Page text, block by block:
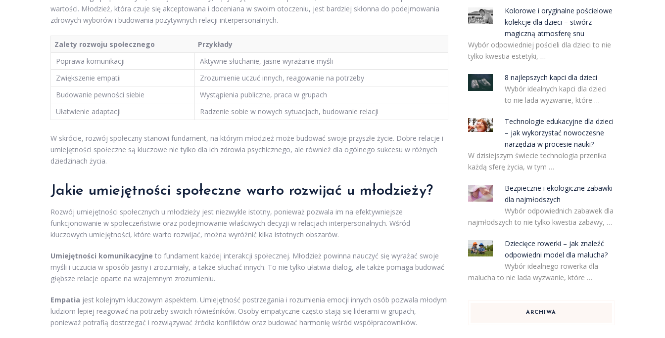
wartości. Młodzież, która czuje się akceptowana i doceniana w swoim otoczeniu, jest bardziej skłonna do podejmowania
zdrowych wyborów i budowania pozytywnych relacji interpersonalnych.
Zalety rozwoju społecznego
Przykłady
Poprawa komunikacji
Aktywne słuchanie, jasne wyrażanie myśli
Zwiększenie empatii
Zrozumienie uczuć innych, reagowanie na potrzeby
Budowanie pewności siebie
Wystąpienia publiczne, praca w grupach
Ułatwienie adaptacji
Radzenie sobie w nowych sytuacjach, budowanie relacji
W skrócie, rozwój społeczny stanowi fundament, na którym młodzież może budować swoje przyszłe życie. Dobre relacje i
umiejętności społeczne są kluczowe nie tylko dla ich zdrowia psychicznego, ale również dla ogólnego sukcesu w różnych
dziedzinach życia.
Jakie umiejętności społeczne warto rozwijać u młodzieży?
Rozwój umiejętności społecznych u młodzieży jest niezwykle istotny, ponieważ pozwala im na efektywniejsze
funkcjonowanie w społeczeństwie oraz podejmowanie właściwych decyzji w relacjach interpersonalnych. Wśród
kluczowych umiejętności, które warto rozwijać, można wyróżnić kilka istotnych obszarów.
Umiejętności komunikacyjne to fundament każdej interakcji społecznej. Młodzież powinna nauczyć się wyrażać swoje
myśli i uczucia w sposób jasny i zrozumiały, a także słuchać innych. To nie tylko ułatwia dialog, ale także pomaga budować
głębsze relacje oparte na wzajemnym zrozumieniu.
Empatia jest kolejnym kluczowym aspektem. Umiejętność postrzegania i rozumienia emocji innych osób pozwala młodym
ludziom lepiej reagować na potrzeby swoich rówieśników. Osoby empatyczne często stają się liderami w grupach,
ponieważ potrafią dostrzegać i rozwiązywać źródła konfliktów oraz budować harmonię wśród współpracowników.
Kolorowe i oryginalne pościelowe
kolekcje dla dzieci – stwórz
magiczną atmosferę snu
Wybór odpowiedniej pościeli dla dzieci to nie
tylko kwestia estetyki, …
8 najlepszych kapci dla dzieci
Wybór idealnych kapci dla dzieci
to nie lada wyzwanie, które …
Technologie edukacyjne dla dzieci
– jak wykorzystać nowoczesne
narzędzia w procesie nauki?
W dzisiejszym świecie technologia przenika
każdą sferę życia, w tym …
Bezpieczne i ekologiczne zabawki
dla najmłodszych
Wybór odpowiednich zabawek dla
najmłodszych to nie tylko kwestia zabawy, …
Dziecięce rowerki – jak znaleźć
odpowiedni model dla malucha?
Wybór idealnego rowerka dla
malucha to nie lada wyzwanie, które …
ARCHIWA